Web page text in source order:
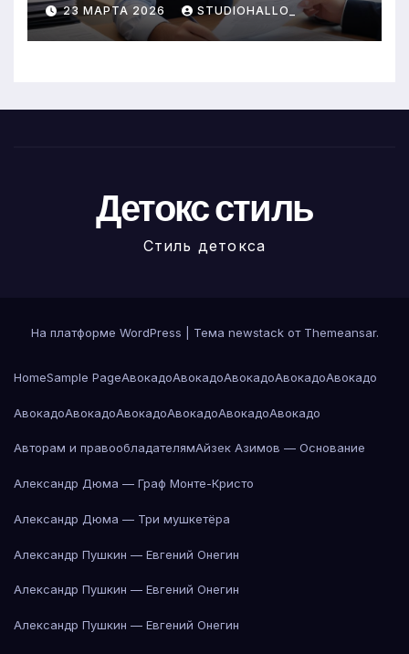
23 МАРТА 2026 STUDIOHALLO_
Детокс стиль
Стиль детокса
На платформе WordPress Тема newstack от Themeansar.
HomeSample PageАвокадоАвокадоАвокадоАвокадоАвокадо
АвокадоАвокадоАвокадоАвокадоАвокадоАвокадо
Авторам и правообладателямАйзек Азимов — Основание
Александр Дюма — Граф Монте-Кристо
Александр Дюма — Три мушкетёра
Александр Пушкин — Евгений Онегин
Александр Пушкин — Евгений Онегин
Александр Пушкин — Евгений Онегин